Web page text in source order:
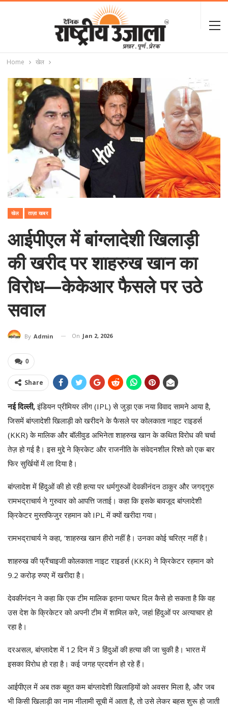
Home खेल
खेल ताज़ा खबर
आईपीएल में बांग्लादेशी खिलाड़ी
की खरीद पर शाहरुख खान का
विरोध—केकेआर फैसले पर उठे
सवाल
By Admin On Jan 2, 2026
0
Share
नई दिल्ली,इंडियन प्रीमियर लीग (IPL) से जुड़ा एक नया विवाद सामने आया है,
जिसमें बांग्लादेशी खिलाड़ी को खरीदने के फैसले पर कोलकाता नाइट राइडर्स
(KKR) के मालिक और बॉलीवुड अभिनेता शाहरुख खान के कथित विरोध की चर्चा
तेज़ हो गई है। इस मुद्दे ने क्रिकेट और राजनीति के संवेदनशील रिश्ते को एक बार
फिर सुर्खियों में ला दिया है।
बांग्लादेश में हिंदुओं की हो रही हत्या पर धर्मगुरुओं देवकीनंदन ठाकुर और जगद्गुरु
रामभद्राचार्य ने गुरुवार को आपत्ति जताई। कहा कि इसके बावजूद बांग्लादेशी
क्रिकेटर मुस्तफिजुर रहमान को IPL में क्यों खरीदा गया।
रामभद्राचार्य ने कहा, ‘शाहरुख खान हीरो नहीं है। उनका कोई चरित्र नहीं है।
शाहरुख की फ्रैंचाइजी कोलकाता नाइट राइडर्स (KKR) ने क्रिकेटर रहमान को
9.2 करोड़ रुपए में खरीदा है।
देवकीनंदन ने कहा कि एक टीम मालिक इतना पत्थर दिल कैसे हो सकता है कि वह
उस देश के क्रिकेटर को अपनी टीम में शामिल करे, जहां हिंदुओं पर अत्याचार हो
रहा है।
दरअसल, बांग्लादेश में 12 दिन में 3 हिंदुओं की हत्या की जा चुकी है। भारत में
इसका विरोध हो रहा है। कई जगह प्रदर्शन हो रहे हैं।
आईपीएल में अब तक बहुत कम बांग्लादेशी खिलाड़ियों को अवसर मिला है, और जब
भी किसी खिलाड़ी का नाम नीलामी सूची में आता है, तो उसे लेकर बहस शुरू हो जाती